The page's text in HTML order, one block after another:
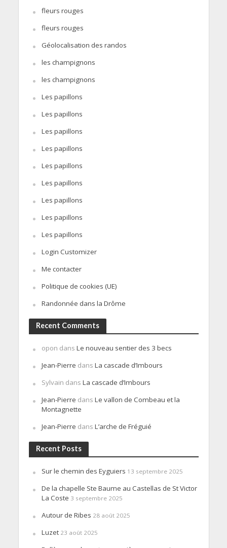
fleurs rouges
fleurs rouges
Géolocalisation des randos
les champignons
les champignons
Les papillons
Les papillons
Les papillons
Les papillons
Les papillons
Les papillons
Les papillons
Les papillons
Les papillons
Login Customizer
Me contacter
Politique de cookies (UE)
Randonnée dans la Drôme
Recent Comments
opon dans Le nouveau sentier des 3 becs
Jean-Pierre dans La cascade d’Imbours
Sylvain dans La cascade d’Imbours
Jean-Pierre dans Le vallon de Combeau et la
Montagnette
Jean-Pierre dans L’arche de Fréguié
Recent Posts
Sur le chemin des Eyguiers 13 septembre 2025
De la chapelle Ste Baume au Castellas de St Victor
La Coste 3 septembre 2025
Autour de Ribes 28 août 2025
Luzet 23 août 2025